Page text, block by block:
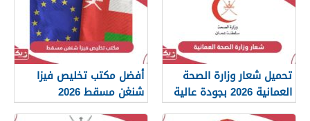
تحميل شعار وزارة الصحة
العمانية 2026 بجودة عالية
png
أفضل مكتب تخليص فيزا
شنغن مسقط 2026